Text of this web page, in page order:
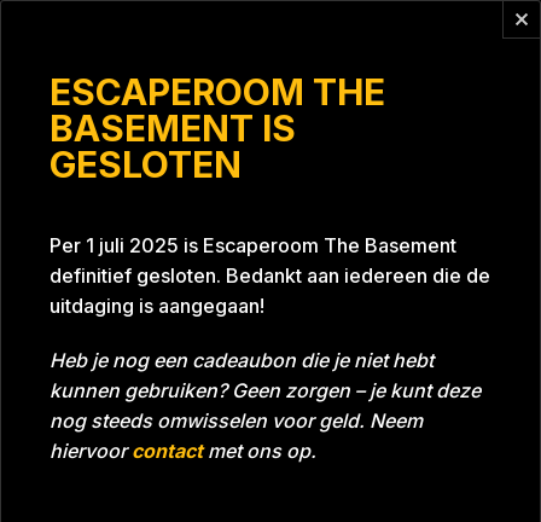
ESCAPEROOM THE
BASEMENT IS
GESLOTEN
Per 1 juli 2025 is Escaperoom The Basement
definitief gesloten. Bedankt aan iedereen die de
uitdaging is aangegaan!
Heb je nog een cadeaubon die je niet hebt
kunnen gebruiken? Geen zorgen – je kunt deze
nog steeds omwisselen voor geld. Neem
hiervoorcontactmet ons op.
Belastingadviseurs #2
Tijd 53:12 Datum 23-02-2023